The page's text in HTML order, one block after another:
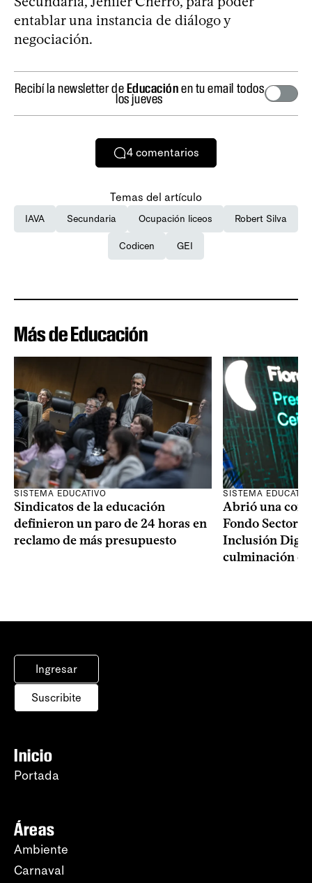
entablar una instancia de diálogo y
negociación.
Recibí la newsletter deEducaciónen tu email todos
los jueves
4 comentarios
Temas del artículo
IAVA Secundaria Ocupación liceos Robert Silva
Codicen GEI
Más de Educación
SISTEMA EDUCATIVO
Sindicatos de la educación
definieron un paro de 24 horas en
reclamo de más presupuesto
SISTEMA
Abrió una
Fondo
Inclusión
culminación
Ingresar
Suscribite
Inicio
Portada
Áreas
Ambiente
Carnaval